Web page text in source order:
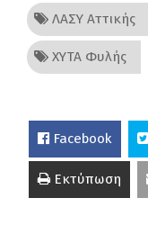
ΛΑΣΥ Αττικής
ΧΥΤΑ Φυλής
Facebook
Εκτύπωση